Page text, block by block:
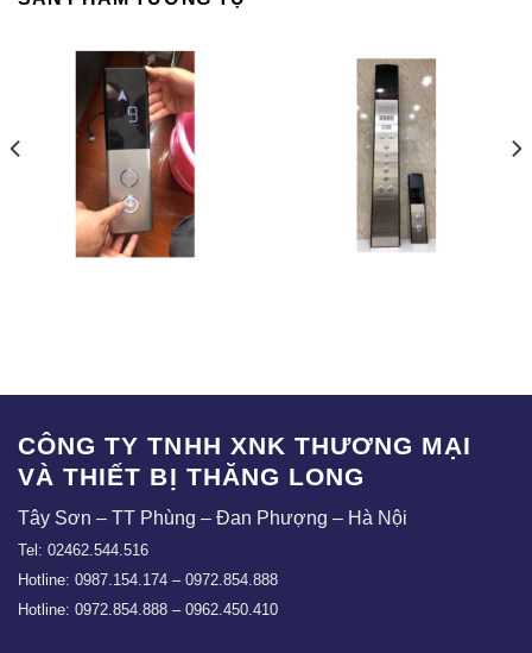
CÔNG TY TNHH XNK THƯƠNG MẠI
VÀ THIẾT BỊ THĂNG LONG
Tây Sơn – TT Phùng – Đan Phượng – Hà Nội
Tel: 02462.544.516
Hotline: 0987.154.174 – 0972.854.888
Hotline: 0972.854.888 – 0962.450.410